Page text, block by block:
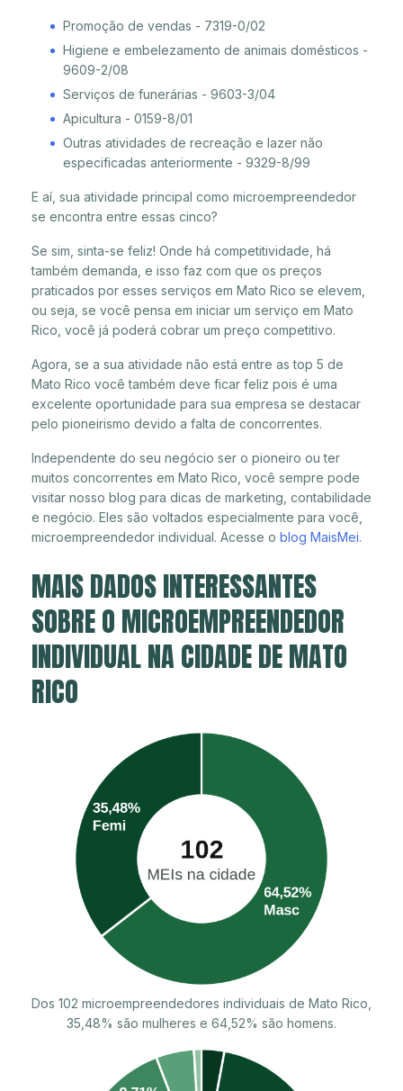
Promoção de vendas - 7319-0/02
Higiene e embelezamento de animais domésticos -
9609-2/08
Serviços de funerárias - 9603-3/04
Apicultura - 0159-8/01
Outras atividades de recreação e lazer não
especificadas anteriormente - 9329-8/99
E aí, sua atividade principal como microempreendedor
se encontra entre essas cinco?
Se sim, sinta-se feliz! Onde há competitividade, há
também demanda, e isso faz com que os preços
praticados por esses serviços em Mato Rico se elevem,
ou seja, se você pensa em iniciar um serviço em Mato
Rico, você já poderá cobrar um preço competitivo.
Agora, se a sua atividade não está entre as top 5 de
Mato Rico você também deve ficar feliz pois é uma
excelente oportunidade para sua empresa se destacar
pelo pioneirismo devido a falta de concorrentes.
Independente do seu negócio ser o pioneiro ou ter
muitos concorrentes em Mato Rico, você sempre pode
visitar nosso blog para dicas de marketing, contabilidade
e negócio. Eles são voltados especialmente para você,
microempreendedor individual. Acesse o blog MaisMei.
MAIS DADOS INTERESSANTES
SOBRE O MICROEMPREENDEDOR
INDIVIDUAL NA CIDADE DE MATO
RICO
Dos 102 microempreendedores individuais de Mato Rico,
35,48% são mulheres e 64,52% são homens.